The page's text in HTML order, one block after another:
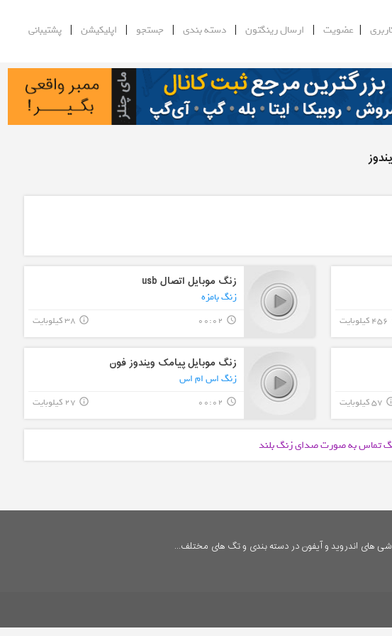
| عضویت | ارسال رینگتون |دسته بندی | جستجو | اپلیکیشن |پشتیبانی
456 کیلوبایت
زنگ موبایل اتصال usb
زنگ بامزه
query_builder
00:02 38 کیلوبایت info_outline
57 کیلوبایت
زنگ موبایل پیامک ویندوز فون
زنگ اس ام اس
query_builder
00:02 27 کیلوبایت info_outline
زنگ تماس به صورت صدای زنگ بلند
های اندروید و آیفون در دسته بندی و تگ های مختلف...